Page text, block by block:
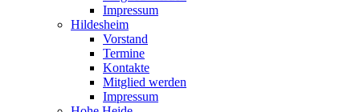
Impressum
Hildesheim
Vorstand
Termine
Kontakte
Mitglied werden
Impressum